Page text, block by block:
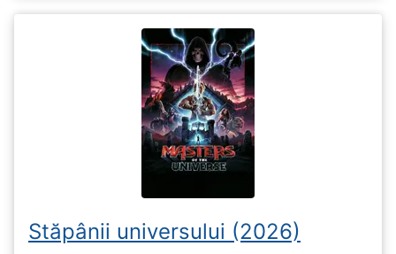
Stăpânii universului (2026)